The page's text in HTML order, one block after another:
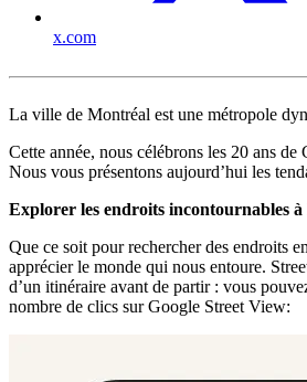
x.com
La ville de Montréal est une métropole
Cette année, nous célébrons les 20 ans
Nous vous présentons aujourd’hui les
Explorer les endroits incontournables
Que ce soit pour rechercher des endroits
apprécier le monde qui nous entoure.
d’un itinéraire avant de partir : vous
nombre de clics sur Google Street View: